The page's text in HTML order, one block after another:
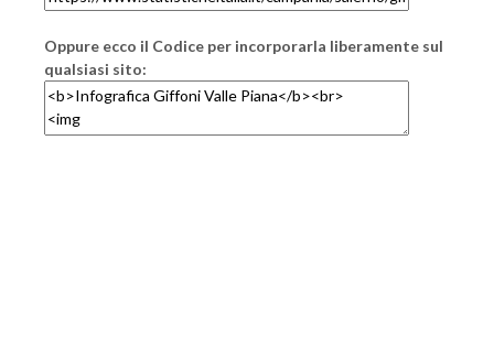
Oppure ecco il Codice per incorporarla liberamente sul
qualsiasi sito: